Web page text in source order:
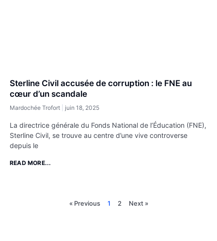
Sterline Civil accusée de corruption : le FNE au
cœur d’un scandale
Mardochée Trofort juin 18, 2025
La directrice générale du Fonds National de l’Éducation (FNE),
Sterline Civil, se trouve au centre d’une vive controverse
depuis le
READ MORE...
« Previous 1 2 Next »